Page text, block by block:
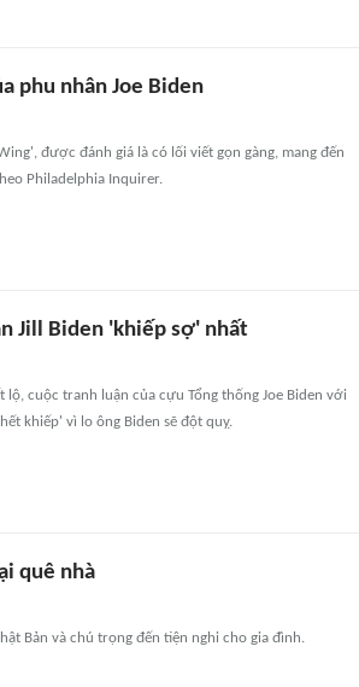
phu nhân Joe Biden
được đánh giá là có lối viết gọn gàng, mang đến
Philadelphia Inquirer.
Jill Biden 'khiếp sợ' nhất
cuộc tranh luận của cựu Tổng thống Joe Biden với
khiếp' vì lo ông Biden sẽ đột quỵ.
quê nhà
Bản và chú trọng đến tiện nghi cho gia đình.